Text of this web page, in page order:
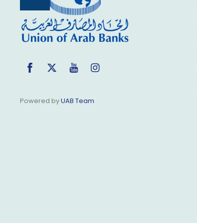
Top
FacebookTwitter YouTube
Powered byUAB Team